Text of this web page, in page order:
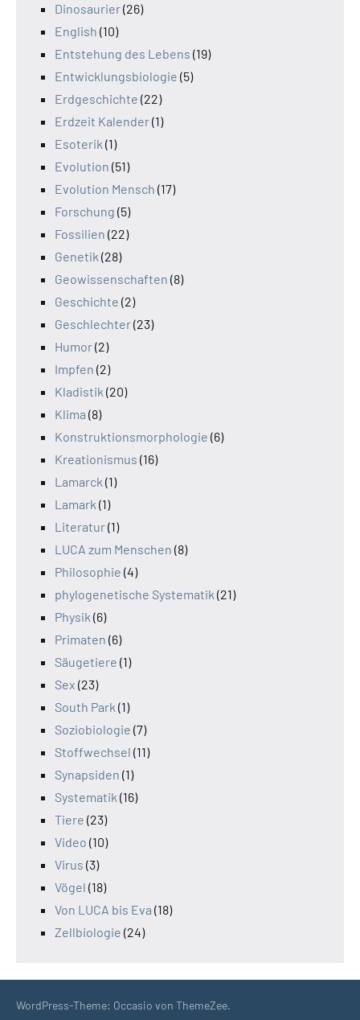
Dinosaurier(26)
English (10)
Entstehung des Lebens (19)
Entwicklungsbiologie (5)
Erdgeschichte (22)
Erdzeit Kalender(1)
Esoterik (1)
Evolution (51)
Evolution Mensch (17)
Forschung (5)
Fossilien (22)
Genetik (28)
Geowissenschaften (8)
Geschichte (2)
Geschlechter(23)
Humor(2)
Impfen (2)
Kladistik (20)
Klima (8)
Konstruktionsmorphologie (6)
Kreationismus (16)
Lamarck (1)
Lamark (1)
Literatur(1)
LUCA zum Menschen (8)
Philosophie (4)
phylogenetische Systematik (21)
Physik (6)
Primaten (6)
Säugetiere (1)
Sex (23)
South Park (1)
Soziobiologie (7)
Stoffwechsel (11)
Synapsiden (1)
Systematik (16)
Tiere (23)
Video (10)
Virus (3)
Vögel (18)
Von LUCA bis Eva (18)
Zellbiologie (24)
WordPress-Theme: Occasio von ThemeZee.